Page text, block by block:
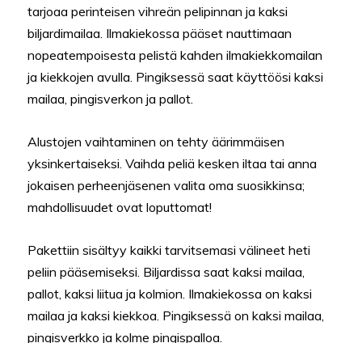
tarjoaa perinteisen vihreän pelipinnan ja kaksi
biljardimailaa. Ilmakiekossa pääset nauttimaan
nopeatempoisesta pelistä kahden ilmakiekkomailan
ja kiekkojen avulla. Pingiksessä saat käyttöösi kaksi
mailaa, pingisverkon ja pallot.
Alustojen vaihtaminen on tehty äärimmäisen
yksinkertaiseksi. Vaihda peliä kesken iltaa tai anna
jokaisen perheenjäsenen valita oma suosikkinsa;
mahdollisuudet ovat loputtomat!
Pakettiin sisältyy kaikki tarvitsemasi välineet heti
peliin pääsemiseksi. Biljardissa saat kaksi mailaa,
pallot, kaksi liitua ja kolmion. Ilmakiekossa on kaksi
mailaa ja kaksi kiekkoa. Pingiksessä on kaksi mailaa,
pingisverkko ja kolme pingispalloa.